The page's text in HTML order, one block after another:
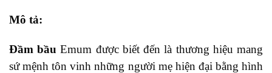
Mô tả:
Đầm bầu Emum được biết đến là thương hiệu mang
sứ mệnh tôn vinh những người mẹ hiện đại bằng hình